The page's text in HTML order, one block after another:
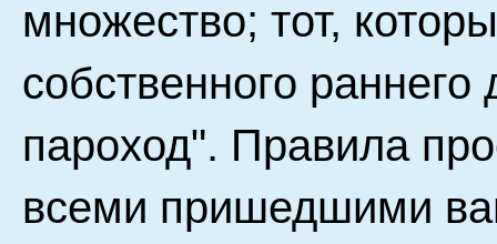
множество; тот,
собственного раннего
пароход". Правила
всеми пришедшими